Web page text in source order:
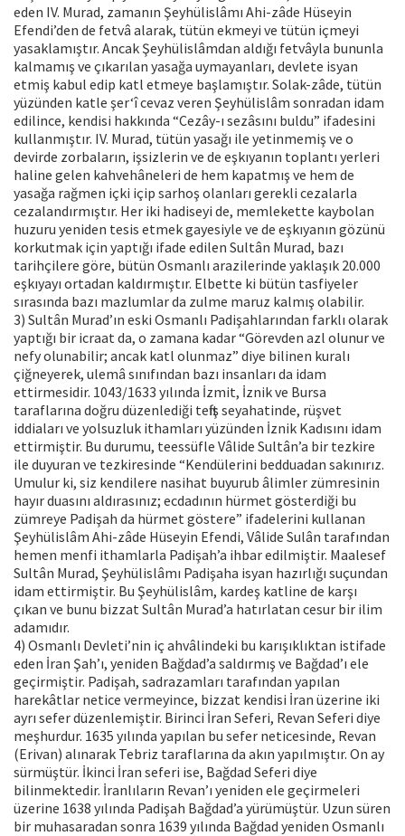
eden IV. Murad, zamanın Şeyhülislâmı Ahi-zâde Hüseyin
Efendi’den de fetvâ alarak, tütün ekmeyi ve tütün içmeyi
yasaklamıştır. Ancak Şeyhülislâmdan aldığı fetvâyla bununla
kalmamış ve çıkarılan yasağa uymayanları, devlete isyan
etmiş kabul edip katl etmeye başlamıştır. Solak-zâde, tütün
yüzünden katle şer‘î cevaz veren Şeyhülislâm sonradan idam
edilince, kendisi hakkında “Cezây-ı sezâsını buldu” ifadesini
kullanmıştır. IV. Murad, tütün yasağı ile yetinmemiş ve o
devirde zorbaların, işsizlerin ve de eşkıyanın toplantı yerleri
haline gelen kahvehâneleri de hem kapatmış ve hem de
yasağa rağmen içki içip sarhoş olanları gerekli cezalarla
cezalandırmıştır. Her iki hadiseyi de, memlekette kaybolan
huzuru yeniden tesis etmek gayesiyle ve de eşkıyanın gözünü
korkutmak için yaptığı ifade edilen Sultân Murad, bazı
tarihçilere göre, bütün Osmanlı arazilerinde yaklaşık 20.000
eşkıyayı ortadan kaldırmıştır. Elbette ki bütün tasfiyeler
sırasında bazı mazlumlar da zulme maruz kalmış olabilir.
3) Sultân Murad’ın eski Osmanlı Padişahlarından farklı olarak
yaptığı bir icraat da, o zamana kadar “Görevden azl olunur ve
nefy olunabilir; ancak katl olunmaz” diye bilinen kuralı
çiğneyerek, ulemâ sınıfından bazı insanları da idam
ettirmesidir. 1043/1633 yılında İzmit, İznik ve Bursa
taraflarına doğru düzenlediği teftiş seyahatinde, rüşvet
iddiaları ve yolsuzluk ithamları yüzünden İznik Kadısını idam
ettirmiştir. Bu durumu, teessüfle Vâlide Sultân’a bir tezkire
ile duyuran ve tezkiresinde “Kendülerini bedduadan sakınırız.
Umulur ki, siz kendilere nasihat buyurub âlimler zümresinin
hayır duasını aldırasınız; ecdadının hürmet gösterdiği bu
zümreye Padişah da hürmet göstere” ifadelerini kullanan
Şeyhülislâm Ahi-zâde Hüseyin Efendi, Vâlide Sulân tarafından
hemen menfi ithamlarla Padişah’a ihbar edilmiştir. Maalesef
Sultân Murad, Şeyhülislâmı Padişaha isyan hazırlığı suçundan
idam ettirmiştir. Bu Şeyhülislâm, kardeş katline de karşı
çıkan ve bunu bizzat Sultân Murad’a hatırlatan cesur bir ilim
adamıdır.
4) Osmanlı Devleti’nin iç ahvâlindeki bu karışıklıktan istifade
eden İran Şah’ı, yeniden Bağdad’a saldırmış ve Bağdad’ı ele
geçirmiştir. Padişah, sadrazamları tarafından yapılan
harekâtlar netice vermeyince, bizzat kendisi İran üzerine iki
ayrı sefer düzenlemiştir. Birinci İran Seferi, Revan Seferi diye
meşhurdur. 1635 yılında yapılan bu sefer neticesinde, Revan
(Erivan) alınarak Tebriz taraflarına da akın yapılmıştır. On ay
sürmüştür. İkinci İran seferi ise, Bağdad Seferi diye
bilinmektedir. İranlıların Revan’ı yeniden ele geçirmeleri
üzerine 1638 yılında Padişah Bağdad’a yürümüştür. Uzun süren
bir muhasaradan sonra 1639 yılında Bağdad yeniden Osmanlı